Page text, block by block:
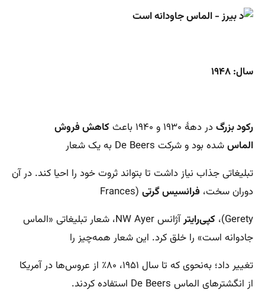
سال: ۱۹۴۸
رکود بزرگدر دهۀ ۱۹۳۰ و ۱۹۴۰ باعث
کاهش فروش
الماسشده بود و شرکت De Beers به یک شعار
تبلیغاتی جذاب نیاز داشت تا بتواند ثروت خود را احیا کند. در آن
دوران سخت، فرانسیس گرتی (Frances
Gerety)،
کپی‌رایتر
آژانس NW Ayer، شعار تبلیغاتی «الماس
جادوانه است» را خلق کرد. این شعار همه‌چیز را
تغییر داد؛ به‌نحوی که تا سال ۱۹۵۱، ۸۰٪ از عروس‌ها در آمریکا
از انگشترهای الماس De Beers استفاده کردند.